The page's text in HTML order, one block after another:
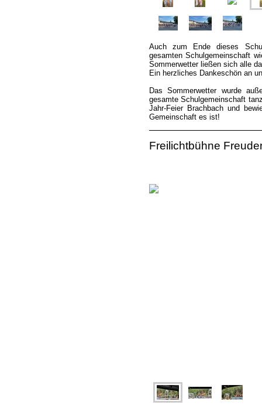
Auch zum Ende dieses
gesamten Schulgemeinschaft
Sommerwetter ließen sich alle
Ein herzliches Dankeschön an
Das Sommerwetter wurde
gesamte Schulgemeinschaft
Jahr-Feier Brachbach und
Gemeinschaft es ist!
Freilichtbühne